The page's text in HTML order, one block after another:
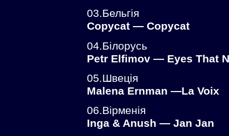
03.Бельгія
Copycat — Copycat
04.Білорусь
Petr Elfimov — Eyes That
05.Швеція
Malena Ernman —La Voix
06.Вірменія
Inga & Anush — Jan Jan